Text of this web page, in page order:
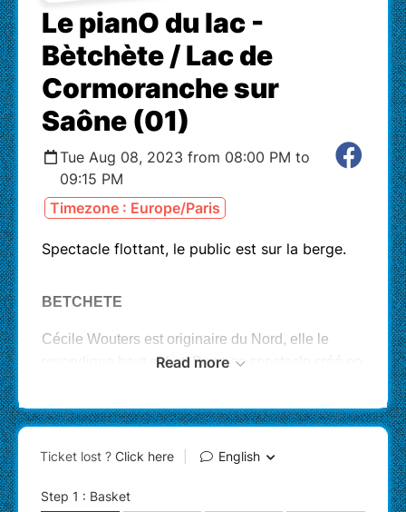
Le pianO du lac -
Bètchète / Lac de
Cormoranche sur
Saône (01)
Tue Aug 08, 2023 from 08:00 PM to
09:15 PM
Timezone : Europe/Paris
Spectacle flottant, le public est sur la berge.
BETCHETE
Cécile Wouters est originaire du Nord, elle le
revendique haut et fort! Dans ce spectacle créé en
musical de son “pays”. Un concert où se mêlent
des compositions originales, musique classique et
traditionnelles. En trio, entourée de musiciennes
aussi bien aux géants des ducasses et traditions
Read more